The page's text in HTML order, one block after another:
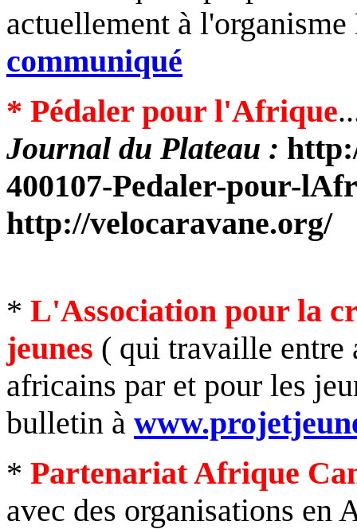
actuellement à
communiqué
* Pédaler pour l'Afrique
Journal du Plateau :
400107-Pedaler-pour-
http://velocaravane.org/
* L'Association pour la
jeunes ( qui travaille entre
africains par et pour les
bulletin à
* Partenariat Afrique
avec des organisations en